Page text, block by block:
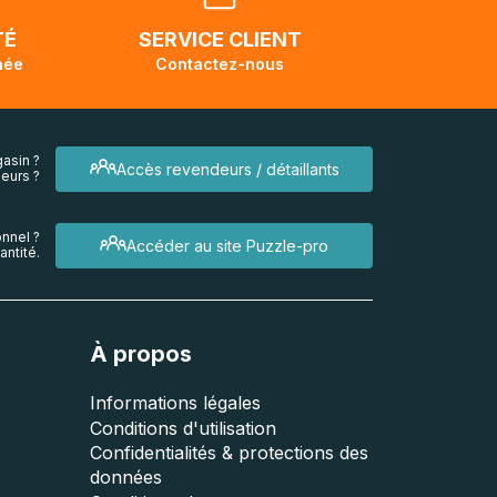
SERVICE CLIENT
Contactez-nous
Accès revendeurs / détaillants
?
?
Accéder au site Puzzle-pro
?
À propos
Informations légales
Conditions d'utilisation
Confidentialités & protections des
données